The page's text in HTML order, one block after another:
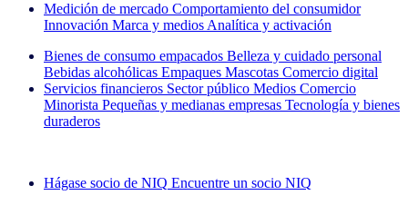
Medición de mercado Comportamiento del consumidor
Innovación Marca y medios Analítica y activación
Bienes de consumo empacados Belleza y cuidado personal
Bebidas alcohólicas Empaques Mascotas Comercio digital
Servicios financieros Sector público Medios Comercio
Minorista Pequeñas y medianas empresas Tecnología y bienes
duraderos
Hágase socio de NIQ Encuentre un socio NIQ